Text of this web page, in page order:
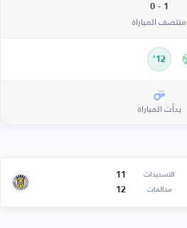
1 - 0
منتصف المباراة
12’
بدأت المباراة
التسديدات
11
مخالفات 12